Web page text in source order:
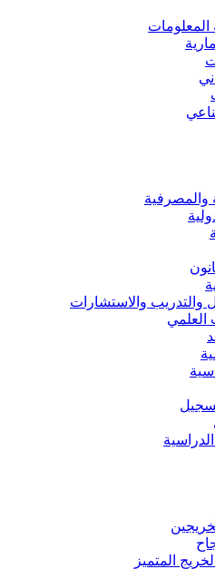
المعلومات
والمصرفية
والتدريب والاستشارات
العلمي
المتميز